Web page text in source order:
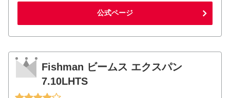
公式ページ
Fishman ビームス エクスパン
7.10LHTS